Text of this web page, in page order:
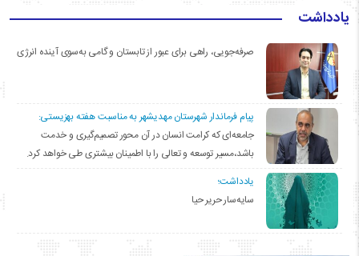
یادداشت
صرفه‌جویی، راهی برای عبور از تابستان و گامی به‌سوی آینده انرژی
پیام فرماندار شهرستان مهدیشهر به مناسبت هفته بهزیستی:
جامعه‌ای که کرامت انسان در آن محور تصمیم‌گیری و خدمت
باشد،مسیر توسعه و تعالی را با اطمینان بیشتری طی خواهد کرد.
یادداشت؛
سایه‌سار حریر حیا